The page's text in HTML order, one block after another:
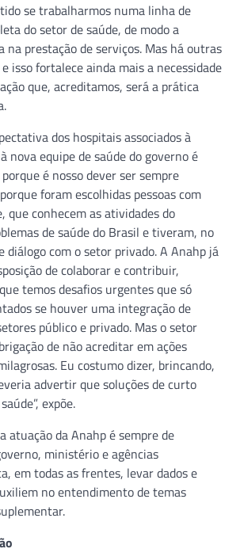
se trabalharmos numa linha de
do setor de saúde, de modo a
prestação de serviços. Mas há outras
isso fortalece ainda mais a necessidade
que, acreditamos, será a prática
dos hospitais associados à
nova equipe de saúde do governo é
é nosso dever ser sempre
foram escolhidas pessoas com
que conhecem as atividades do
de saúde do Brasil e tiveram, no
diálogo com o setor privado. A Anahp já
de colaborar e contribuir,
temos desafios urgentes que só
se houver uma integração de
público e privado. Mas o setor
de não acreditar em ações
Eu costumo dizer, brincando,
advertir que soluções de curto
expõe.
atuação da Anahp é sempre de
ministério e agências
em todas as frentes, levar dados e
no entendimento de temas